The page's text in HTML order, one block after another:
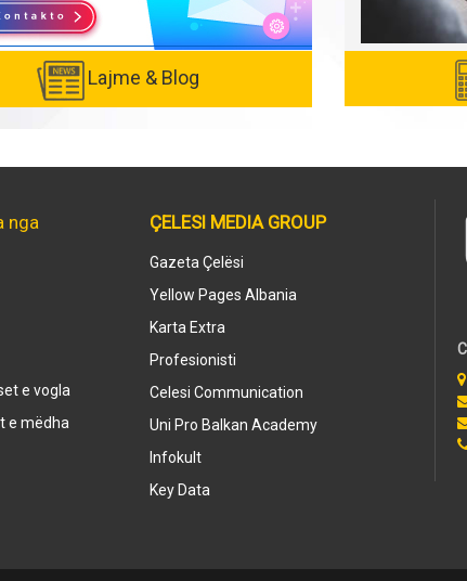
Lajme & Blog
nga
e vogla
e mëdha
ÇELESI MEDIA GROUP
Gazeta Çelësi
Yellow Pages Albania
Karta Extra
Profesionisti
Celesi Communication
Uni Pro Balkan Academy
Infokult
Key Data